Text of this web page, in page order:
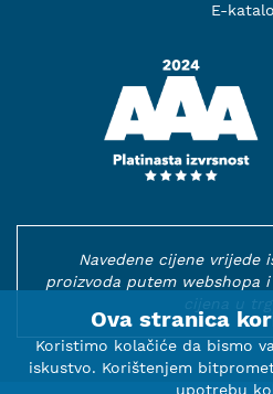
E-
Navedene cijene vrijede
proizvoda putem webshopa
Ova stranica
Koristimo kolačiće da bismo
iskustvo. Korištenjem
upotrebu